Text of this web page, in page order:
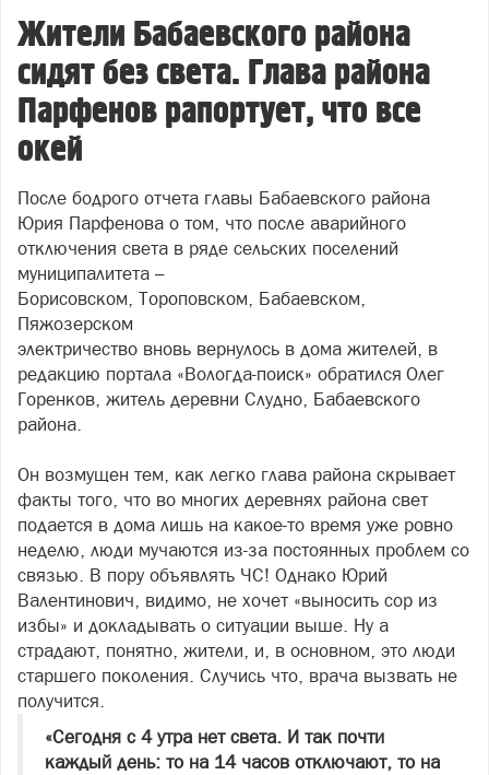
Жители Бабаевского района
сидят без света. Глава района
Парфенов рапортует, что все
окей
После бодрого отчета главы Бабаевского района
Юрия Парфенова о том, что после аварийного
отключения света в ряде сельских поселений
муниципалитета –
Борисовском, Тороповском, Бабаевском,
Пяжозерском
электричество вновь вернулось в дома жителей, в
редакцию портала «Вологда-поиск» обратился Олег
Горенков, житель деревни Слудно, Бабаевского
района.
Он возмущен тем, как легко глава района скрывает
факты того, что во многих деревнях района свет
подается в дома лишь на какое-то время уже ровно
неделю, люди мучаются из-за постоянных проблем со
связью. В пору объявлять ЧС! Однако Юрий
Валентинович, видимо, не хочет «выносить сор из
избы» и докладывать о ситуации выше. Ну а
страдают, понятно, жители, и, в основном, это люди
старшего поколения. Случись что, врача вызвать не
получится.
«Сегодня с 4 утра нет света. И так почти
каждый день: то на 14 часов отключают, то на